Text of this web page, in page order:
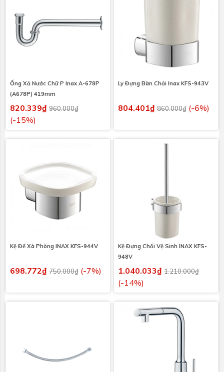
Ống Xả Nước Chữ P Inax A-678P
(A678P) 419mm
820.339₫ 960.000₫
(-15%)
Ly Đựng Bàn Chải Inax KFS-943V
804.401₫ 860.000₫ (-6%)
Kệ Để Xà Phòng INAX KFS-944V
698.772₫ 750.000₫ (-7%)
Kệ Đựng Chổi Vệ Sinh INAX KFS-
948V
1.040.033₫ 1.210.000₫
(-14%)